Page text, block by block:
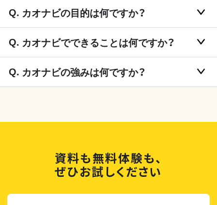
カオナビの目的は何ですか？
カオナビでできることは何ですか？
カオナビの強みは何ですか？
資料も無料体験も、
ぜひお試しください